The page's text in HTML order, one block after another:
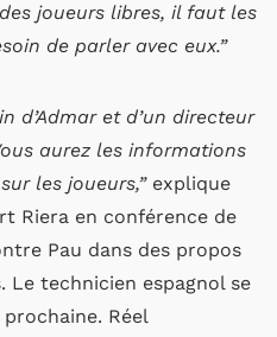
joueurs libres, il faut les
de parler avec eux.”
d’Admar et d’un directeur
aurez les informations
les joueurs,” explique
Riera en conférence de
Pau dans des propos
Le technicien espagnol se
Réel